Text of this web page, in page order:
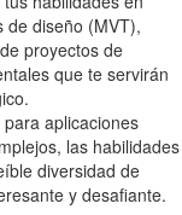
de diseño (MVT),
proyectos de
que te servirán
para aplicaciones
las habilidades
diversidad de
y desafiante.